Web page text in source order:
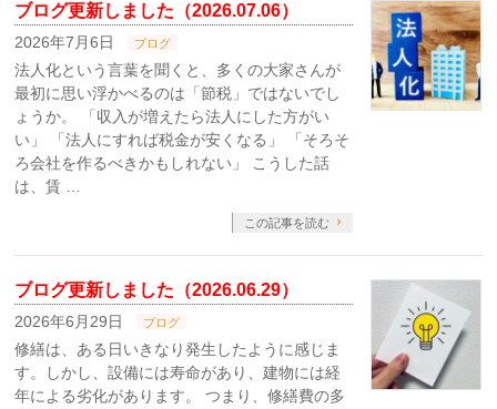
ブログ更新しました（2026.07.06）
2026年7月6日 ブログ
法人化という言葉を聞くと、多くの大家さんが
最初に思い浮かべるのは「節税」ではないでし
ょうか。 「収入が増えたら法人にした方がい
い」 「法人にすれば税金が安くなる」 「そろそ
ろ会社を作るべきかもしれない」 こうした話
は、賃 …
この記事を読む
ブログ更新しました（2026.06.29）
2026年6月29日 ブログ
修繕は、ある日いきなり発生したように感じま
す。しかし、設備には寿命があり、建物には経
年による劣化があります。 つまり、修繕費の多